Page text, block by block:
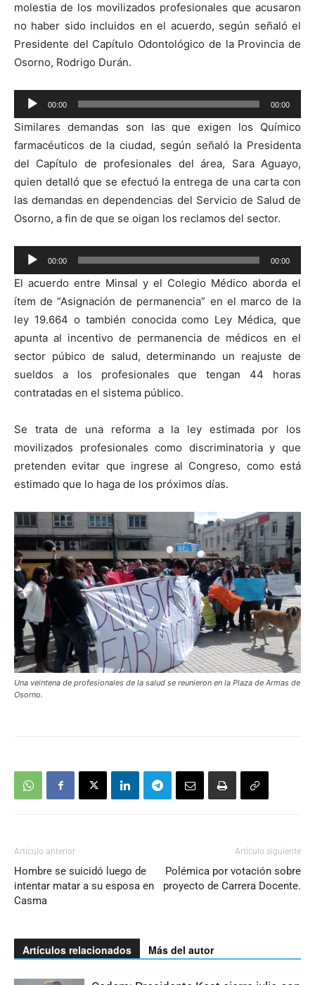
molestia de los movilizados profesionales que acusaron
no haber sido incluidos en el acuerdo, según señaló el
Presidente del Capítulo Odontológico de la Provincia de
Osorno, Rodrigo Durán.
Reproductor
de
audio
00:00 00:00
Similares demandas son las que exigen los Químico
farmacéuticos de la ciudad, según señaló la Presidenta
del Capítulo de profesionales del área, Sara Aguayo,
quien detalló que se efectuó la entrega de una carta con
las demandas en dependencias del Servicio de Salud de
Osorno, a fin de que se oigan los reclamos del sector.
Reproductor
de
audio
00:00 00:00
El acuerdo entre Minsal y el Colegio Médico aborda el
ítem de “Asignación de permanencia” en el marco de la
ley 19.664 o también conocida como Ley Médica, que
apunta al incentivo de permanencia de médicos en el
sector púbico de salud, determinando un reajuste de
sueldos a los profesionales que tengan 44 horas
contratadas en el sistema público.
Se trata de una reforma a la ley estimada por los
movilizados profesionales como discriminatoria y que
pretenden evitar que ingrese al Congreso, como está
estimado que lo haga de los próximos días.
Una veintena de profesionales de la salud se reunieron en la Plaza de Armas de
Osorno.
Artículo anterior
Hombre se suicidó luego de
intentar matar a su esposa en
Casma
Artículo siguiente
Polémica por votación sobre
proyecto de Carrera Docente.
Artículos relacionados Más del autor